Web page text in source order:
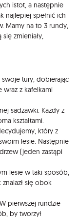
istot, a następnie
najlepiej spełnić ich
Mamy na to 3 rundy,
zmieniały,
tury, dobierając
wraz z kafelkami
sadzawki. Każdy z
kształtami.
który z
lesie. Następnie
(jeden zastąpi
lesie w taki sposób,
się obok
pierwszej rundzie
by tworzył